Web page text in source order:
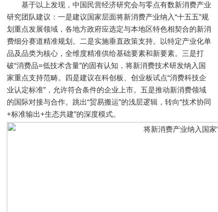
基于以上发现，中国民营经济研究会与零点有数新消费产业
研究团队建议：一是建议国家层面将新消费产业纳入“十五五”规
划重点发展领域，各地方政府应选定与本地区特色相契合的新消
费细分赛道精准规划。二是实施垂直政策支持。以特定产业化单
品及品类为核心，全维度精准供给基础要素和新要素。三是打
破“消费品=低技术含量”的固有认知，将新消费技术研发纳入国
家重点支持范畴。四是建议在科创板、创业板试点“消费科技企
业认定标准”，允许符合条件的企业上市。五是推动新消费领域
的国际对接与合作。跳出“贸易搬运”的浅层逻辑，转向“技术协同
+标准输出+生态共建”的深度模式。